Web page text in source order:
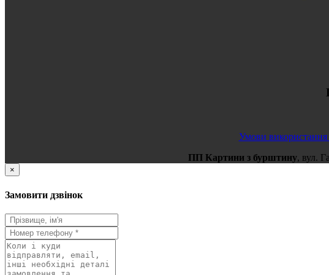
Умови використання
ПП Картини з бурштину, вул.
×
Замовити дзвінок